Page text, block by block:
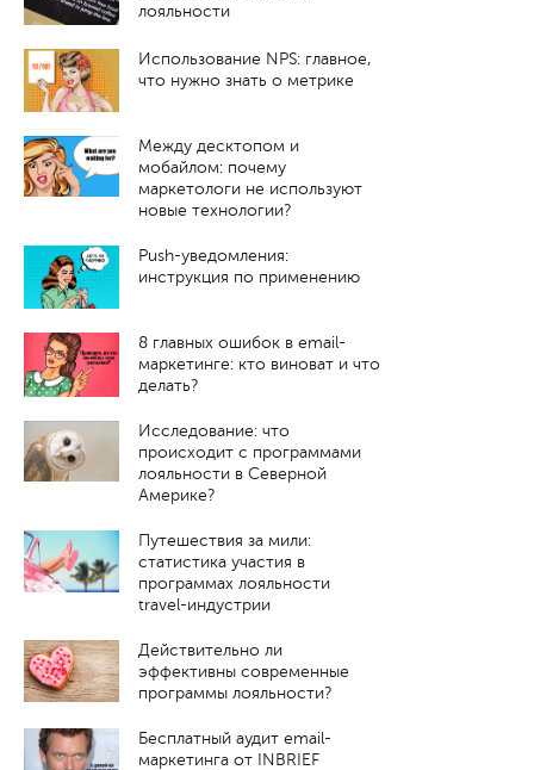
лояльности
Использование NPS: главное,
что нужно знать о метрике
Между десктопом и
мобайлом: почему
маркетологи не используют
новые технологии?
Push-уведомления:
инструкция по применению
8 главных ошибок в email-
маркетинге: кто виноват и что
делать?
Исследование: что
происходит с программами
лояльности в Северной
Америке?
Путешествия за мили:
статистика участия в
программах лояльности
travel-индустрии
Действительно ли
эффективны современные
программы лояльности?
Бесплатный аудит email-
маркетинга от INBRIEF